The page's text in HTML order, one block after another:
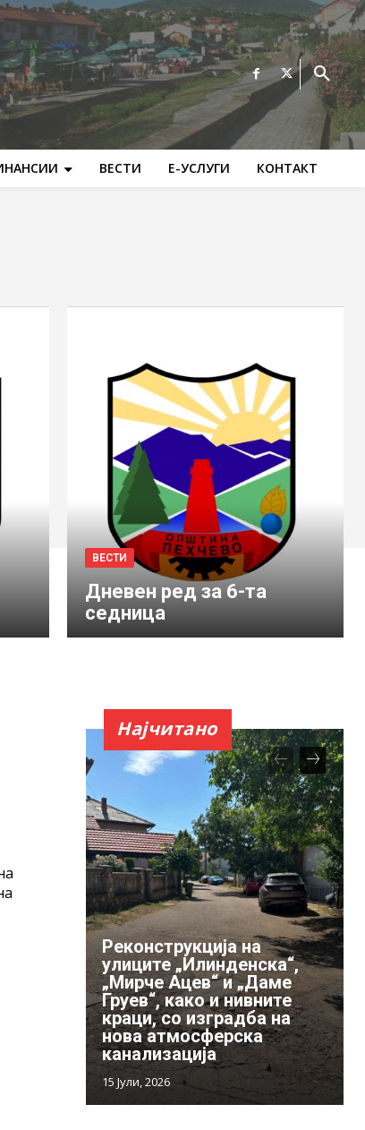
ВЕСТИ Е-УСЛУГИ КОНТАКТ
ВЕСТИ
Дневен ред за 6-та
седница
Најчитано
Реконструкција на
улиците „Илинденска“,
„Мирче Ацев“ и „Даме
Груев“, како и нивните
краци, со изградба на
нова атмосферска
канализација
15 Јули, 2026